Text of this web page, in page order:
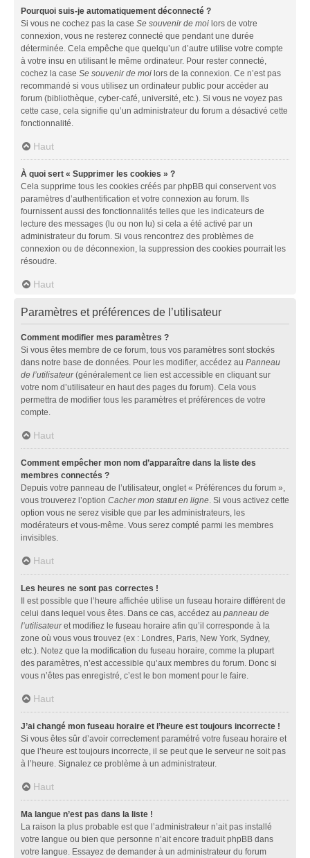
Pourquoi suis-je automatiquement déconnecté ?
Si vous ne cochez pas la case Se souvenir de moi lors de votre
connexion, vous ne resterez connecté que pendant une durée
déterminée. Cela empêche que quelqu’un d’autre utilise votre compte
à votre insu en utilisant le même ordinateur. Pour rester connecté,
cochez la case Se souvenir de moi lors de la connexion. Ce n’est pas
recommandé si vous utilisez un ordinateur public pour accéder au
forum (bibliothèque, cyber-café, université, etc.). Si vous ne voyez pas
cette case, cela signifie qu’un administrateur du forum a désactivé cette
fonctionnalité.
Haut
À quoi sert « Supprimer les cookies » ?
Cela supprime tous les cookies créés par phpBB qui conservent vos
paramètres d’authentification et votre connexion au forum. Ils
fournissent aussi des fonctionnalités telles que les indicateurs de
lecture des messages (lu ou non lu) si cela a été activé par un
administrateur du forum. Si vous rencontrez des problèmes de
connexion ou de déconnexion, la suppression des cookies pourrait les
résoudre.
Haut
Paramètres et préférences de l’utilisateur
Comment modifier mes paramètres ?
Si vous êtes membre de ce forum, tous vos paramètres sont stockés
dans notre base de données. Pour les modifier, accédez au Panneau
de l’utilisateur(généralement ce lien est accessible en cliquant sur
votre nom d’utilisateur en haut des pages du forum). Cela vous
permettra de modifier tous les paramètres et préférences de votre
compte.
Haut
Comment empêcher mon nom d’apparaître dans la liste des
membres connectés ?
Depuis votre panneau de l’utilisateur, onglet « Préférences du forum »,
vous trouverez l’option Cacher mon statut en ligne . Si vous activez cette
option vous ne serez visible que par les administrateurs, les
modérateurs et vous-même. Vous serez compté parmi les membres
invisibles.
Haut
Les heures ne sont pas correctes !
Il est possible que l’heure affichée utilise un fuseau horaire différent de
celui dans lequel vous êtes. Dans ce cas, accédez au panneau de
l’utilisateuret modifiez le fuseau horaire afin qu’il corresponde à la
zone où vous vous trouvez (ex : Londres, Paris, New York, Sydney,
etc.). Notez que la modification du fuseau horaire, comme la plupart
des paramètres, n’est accessible qu’aux membres du forum. Donc si
vous n’êtes pas enregistré, c’est le bon moment pour le faire.
Haut
J’ai changé mon fuseau horaire et l’heure est toujours incorrecte !
Si vous êtes sûr d’avoir correctement paramétré votre fuseau horaire et
que l’heure est toujours incorrecte, il se peut que le serveur ne soit pas
à l’heure. Signalez ce problème à un administrateur.
Haut
Ma langue n’est pas dans la liste !
La raison la plus probable est que l’administrateur n’ait pas installé
votre langue ou bien que personne n’ait encore traduit phpBB dans
votre langue. Essayez de demander à un administrateur du forum